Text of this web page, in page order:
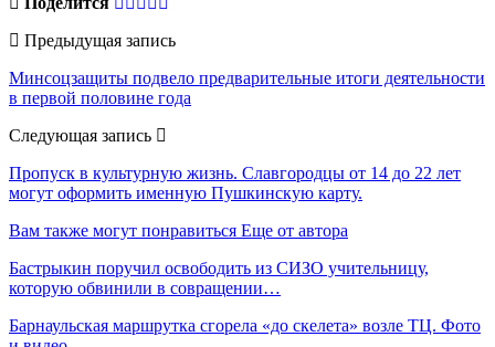
Предыдущая запись
Минсоцзащиты подвело предварительные итоги деятельности
в первой половине года
Следующая запись
Пропуск в культурную жизнь. Славгородцы от 14 до 22 лет
могут оформить именную Пушкинскую карту.
Вам также могут понравиться Еще от автора
Бастрыкин поручил освободить из СИЗО учительницу,
которую обвинили в совращении…
Барнаульская маршрутка сгорела «до скелета» возле ТЦ. Фото